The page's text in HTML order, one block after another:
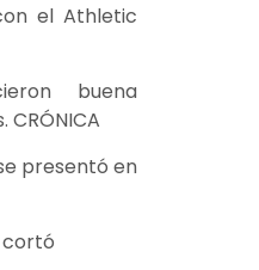
el Athletic
buena
presentó en
cortó